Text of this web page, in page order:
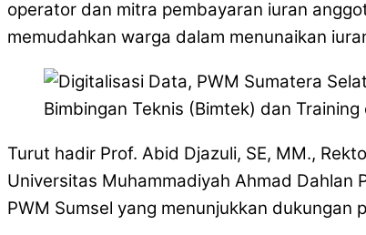
operator dan mitra pembayaran iuran
memudahkan warga dalam menunaikan
Bimbingan Teknis (Bimtek) dan
Turut hadir Prof. Abid Djazuli, SE, MM.,
Universitas Muhammadiyah Ahmad Dahlan
PWM Sumsel yang menunjukkan